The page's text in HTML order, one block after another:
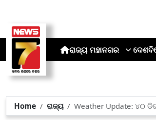
ରାଜ୍ୟ ମହାନଗର ଦେଶ
Home ରାଜ୍ୟ Weather Update: ୪୦